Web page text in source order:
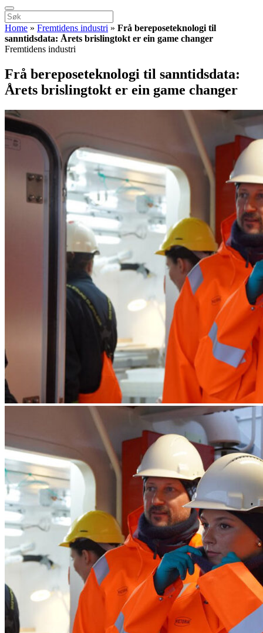
Home » Fremtidens industri » Frå bereposeteknologi til
sanntidsdata: Årets brislingtokt er ein game changer
Fremtidens industri
Frå bereposeteknologi til sanntidsdata:
Årets brislingtokt er ein game changer